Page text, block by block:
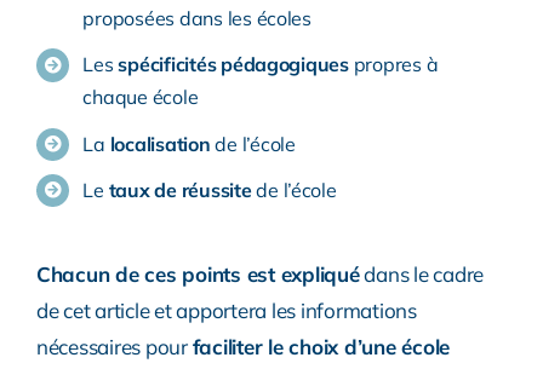
proposées dans les écoles
Lesspécificités pédagogiquespropres à
chaque école
La localisation de l’école
Le taux de réussitede l’école
Chacun de ces points est expliquédans le cadre
de cet article et apportera les informations
nécessaires pourfaciliter le choix d’une école